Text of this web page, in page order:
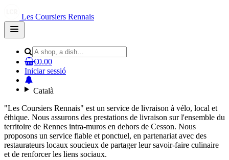
Les Coursiers Rennais
Open
main
€0.00
Iniciar sessió
Català
"Les Coursiers Rennais" est un service de livraison à vélo, local et
éthique. Nous assurons des prestations de livraison sur l'ensemble du
territoire de Rennes intra-muros en dehors de Cesson. Nous
proposons un service fiable et ponctuel, en partenariat avec des
restaurateurs locaux soucieux de partager leur savoir-faire culinaire
et de renforcer les liens sociaux.